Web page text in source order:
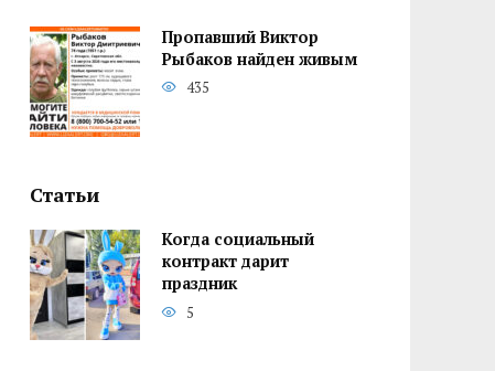
Пропавший Виктор
Рыбаков найден живым
435
Статьи
Когда социальный
контракт дарит
праздник
5